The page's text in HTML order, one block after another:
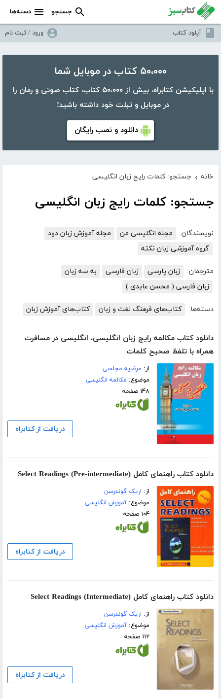
دسته‌ها جستجو
آپلود کتاب ورود / ثبت نام
۵۰،۰۰۰ کتاب در موبایل شما
با اپلیکیشن کتابراه، بیش از ۵۰،۰۰۰ کتاب، کتاب صوتی و رمان را
در موبایل و تبلت خود داشته باشید!
دانلود و نصب رایگان
خانه › جستجو: کلمات رایج زبان انگلیسی
جستجو: کلمات رایج زبان انگلیسی
نویسندگان: مجله انگلیسی من
مجله آموزش زبان دود
گروه آموزشی زبان نکته
مترجمان: زبان پارسی زبان فارسی
به سه زبان
زبان فارسی ( محسن عابدی )
دسته‌ها: کتاب‌های فرهنگ لغت و زبان کتاب‌های آموزش زبان
دانلود کتاب مکالمه رایج زبان انگلیسی، انگلیسی در مسافرت
همراه با تلفظ صحیح کلمات
از: مرضیه مجلسی
موضوع: مکالمه انگلیسی
۱۴۸ صفحه
دریافت از کتابراه
دانلود کتاب راهنمای کامل (Select Readings (Pre-intermediate
از: اریک گوندرسن
موضوع:آموزش انگلیسی
۱۰۴ صفحه
دریافت از کتابراه
دانلود کتاب راهنمای کامل (Select Readings (Intermediate
از: اریک گوندرسن
موضوع:آموزش انگلیسی
۱۱۲ صفحه
دریافت از کتابراه